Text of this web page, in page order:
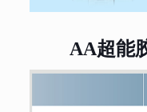
AA超能